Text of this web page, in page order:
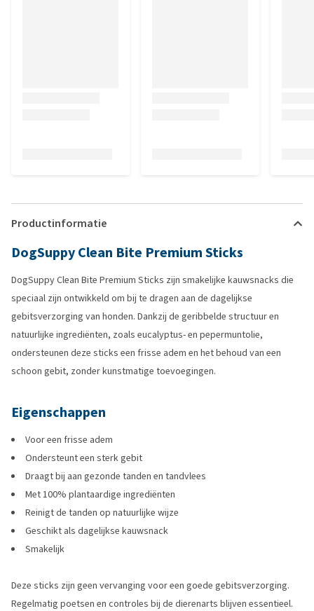
Productinformatie
DogSuppy Clean Bite Premium Sticks
DogSuppy Clean Bite Premium Sticks zijn smakelijke kauwsnacks die
speciaal zijn ontwikkeld om bij te dragen aan de dagelijkse
gebitsverzorging van honden. Dankzij de geribbelde structuur en
natuurlijke ingrediënten, zoals eucalyptus- en pepermuntolie,
ondersteunen deze sticks een frisse adem en het behoud van een
schoon gebit, zonder kunstmatige toevoegingen.
Eigenschappen
Voor een frisse adem
Ondersteunt een sterk gebit
Draagt bij aan gezonde tanden en tandvlees
Met 100% plantaardige ingrediënten
Reinigt de tanden op natuurlijke wijze
Geschikt als dagelijkse kauwsnack
Smakelijk
Deze sticks zijn geen vervanging voor een goede gebitsverzorging.
Regelmatig poetsen en controles bij de dierenarts blijven essentieel.